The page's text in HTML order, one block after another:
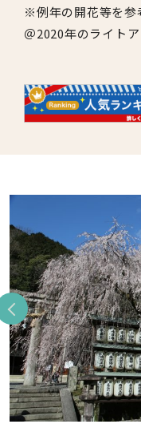
※例年の開花等を参
＠2020年のライト